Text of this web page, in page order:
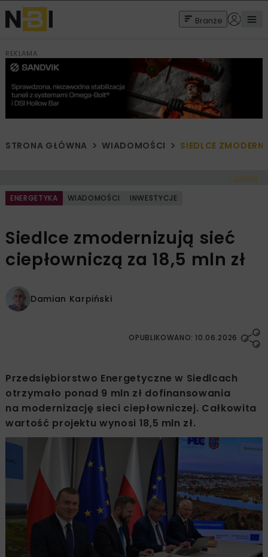
Branże
REKLAMA
STRONA GŁÓWNA WIADOMOŚCI SIEDLCE
< Cofnij
ENERGETYKA WIADOMOŚCI INWESTYCJE
Siedlce zmodernizują sieć
ciepłowniczą za 18,5 mln zł
Damian Karpiński
OPUBLIKOWANO: 10.06.2026
Przedsiębiorstwo Energetyczne w Siedlcach
otrzymało ponad 9 mln zł dofinansowania
na modernizację sieci ciepłowniczej. Całkowita
wartość projektu wynosi 18,5 mln zł.